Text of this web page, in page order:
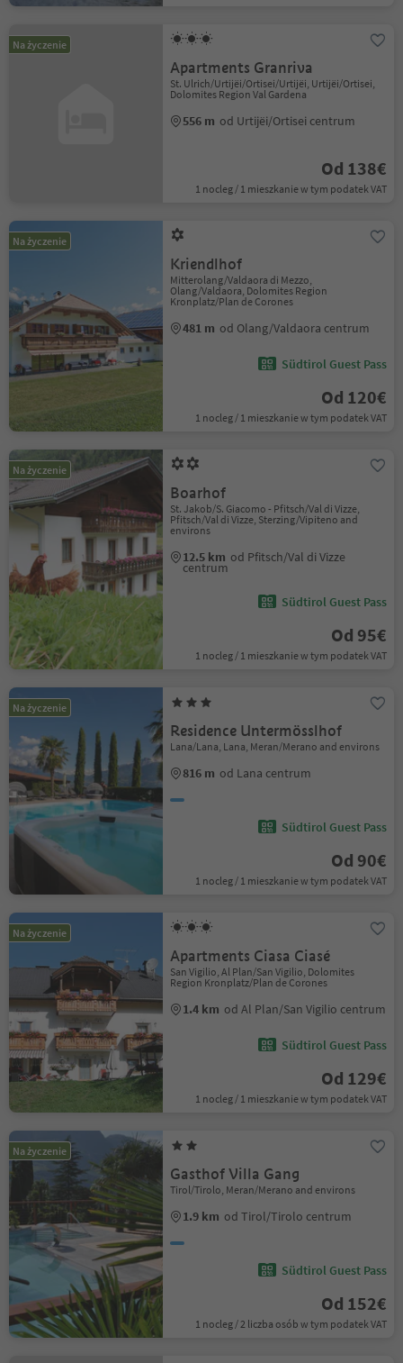
Na życzenie
Apartments Granriva
St. Ulrich/Urtijëi/Ortisei/Urtijëi, Urtijëi/Ortisei,
Dolomites Region Val Gardena
556 m od Urtijëi/Ortisei centrum
Od 138€
1 nocleg / 1 mieszkanie w tym podatek VAT
Na życzenie
Kriendlhof
Mitterolang/Valdaora di Mezzo,
Olang/Valdaora, Dolomites Region
Kronplatz/Plan de Corones
481 m od Olang/Valdaora centrum
Südtirol Guest Pass
Od 120€
1 nocleg / 1 mieszkanie w tym podatek VAT
Na życzenie
Boarhof
St. Jakob/S. Giacomo - Pfitsch/Val di Vizze,
Pfitsch/Val di Vizze, Sterzing/Vipiteno and
environs
12.5 km od Pfitsch/Val di Vizze
centrum
Südtirol Guest Pass
Od 95€
1 nocleg / 1 mieszkanie w tym podatek VAT
Na życzenie
Residence Untermösslhof
Lana/Lana, Lana, Meran/Merano and environs
816 m od Lana centrum
Südtirol Guest Pass
Od 90€
1 nocleg / 1 mieszkanie w tym podatek VAT
Na życzenie
Apartments Ciasa Ciasé
San Vigilio, Al Plan/San Vigilio, Dolomites
Region Kronplatz/Plan de Corones
1.4 km od Al Plan/San Vigilio centrum
Südtirol Guest Pass
Od 129€
1 nocleg / 1 mieszkanie w tym podatek VAT
Na życzenie
Gasthof Villa Gang
Tirol/Tirolo, Meran/Merano and environs
1.9 km od Tirol/Tirolo centrum
Südtirol Guest Pass
Od 152€
1 nocleg / 2 liczba osób w tym podatek VAT